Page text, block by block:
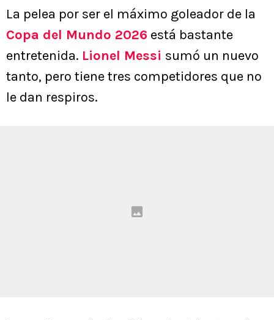
La pelea por ser el máximo goleador de la
Copa del Mundo 2026 está bastante
entretenida. Lionel Messi sumó un nuevo
tanto, pero tiene tres competidores que no
le dan respiros.